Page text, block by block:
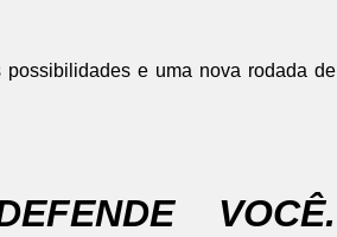
possibilidades e uma nova rodada de
VOCÊ.